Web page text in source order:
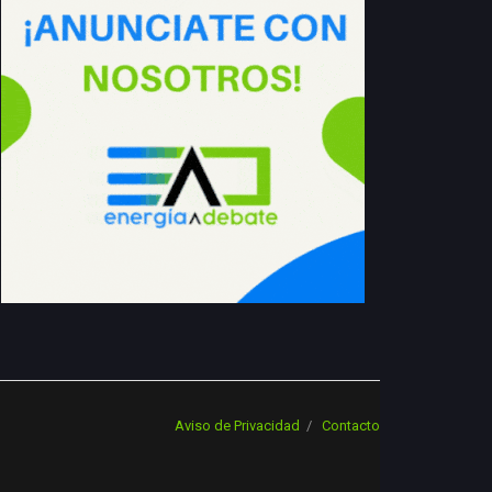
Aviso de Privacidad Contacto